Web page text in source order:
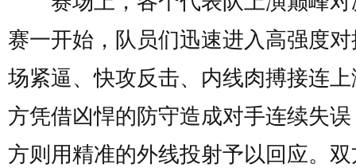
赛一开始，队员们迅速进入高强度
场紧逼、快攻反击、内线肉搏接连
方凭借凶悍的防守造成对手连续失
方则用精准的外线投射予以回应。